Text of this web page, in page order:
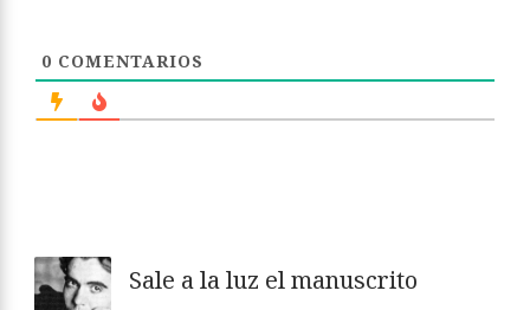
0 COMENTARIOS
Sale a la luz el manuscrito